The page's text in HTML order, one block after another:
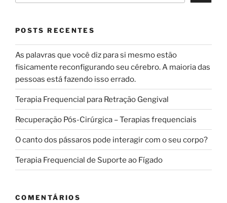
POSTS RECENTES
As palavras que você diz para si mesmo estão
fisicamente reconfigurando seu cérebro. A maioria das
pessoas está fazendo isso errado.
Terapia Frequencial para Retração Gengival
Recuperação Pós-Cirúrgica – Terapias frequenciais
O canto dos pássaros pode interagir com o seu corpo?
Terapia Frequencial de Suporte ao Fígado
COMENTÁRIOS